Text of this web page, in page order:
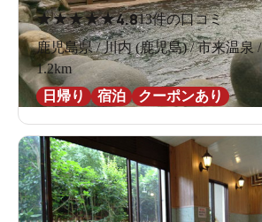
★★★★★4.813件の口コミ
鹿児島県 / 川内 (鹿児島) / 市来温泉
1.2km
日帰り
宿泊 クーポンあり